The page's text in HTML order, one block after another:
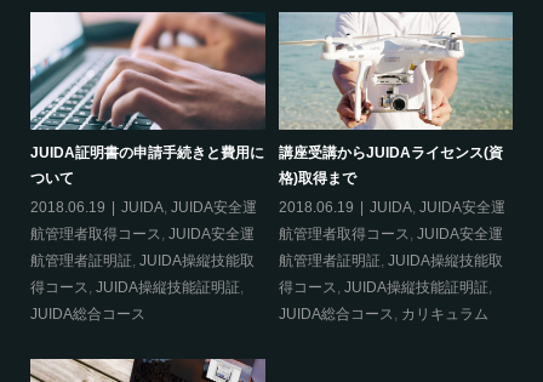
JUIDA証明書の申請手続きと費用に
ついて
2018.06.19
JUIDA, JUIDA安全運
航管理者取得コース, JUIDA安全運
航管理者証明証, JUIDA操縦技能取
得コース, JUIDA操縦技能証明証,
JUIDA総合コース
講座受講からJUIDAライセンス(資
格)取得まで
2018.06.19
JUIDA, JUIDA安全運
航管理者取得コース, JUIDA安全運
航管理者証明証, JUIDA操縦技能取
得コース, JUIDA操縦技能証明証,
JUIDA総合コース, カリキュラム